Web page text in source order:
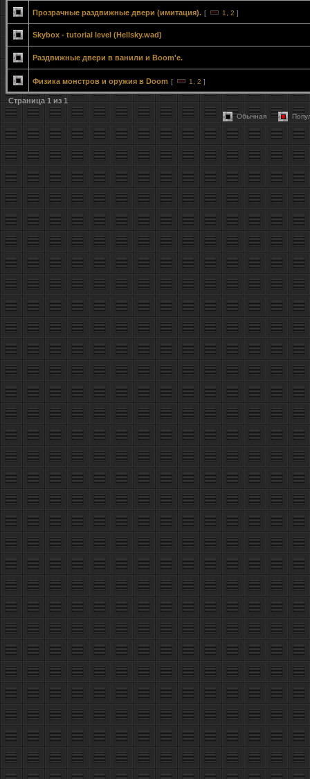
Прозрачные раздвижные двери (имитация). [ 1 2 ]
Skybox - tutorial level (Hellsky.wad)
Раздвижные двери в ванили и Boom'е.
Физика монстров и оружия в Doom [ 1 2 ]
Страница 1 из 1
Обычная